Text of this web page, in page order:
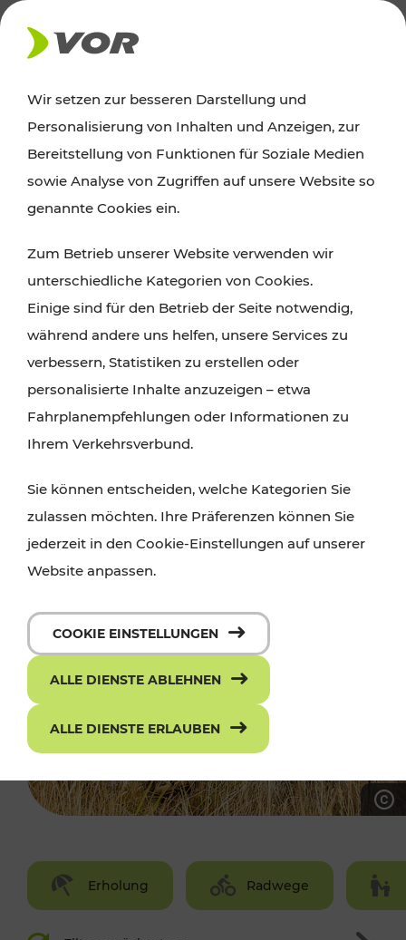
AKTUELLES
Ausflugstipps
Wien, Niederösterreich und das Burgenland
Wanderungen, Kultur und Gastronomie,
Radtouren oder purer Naturgenuss – viele
Attraktionen sind mit den Ticket- und Fahrplan-
Angeboten des VOR gut und schnell erreichbar.
Erholung Radwege
Wir setzen zur besseren Darstellung und
Personalisierung von Inhalten und Anzeigen, zur
Bereitstellung von Funktionen für Soziale Medien
sowie Analyse von Zugriffen auf unsere Website so
genannte Cookies ein.
Zum Betrieb unserer Website verwenden wir
unterschiedliche Kategorien von Cookies.
Einige sind für den Betrieb der Seite notwendig,
während andere uns helfen, unsere Services zu
verbessern, Statistiken zu erstellen oder
personalisierte Inhalte anzuzeigen – etwa
Fahrplanempfehlungen oder Informationen zu
Ihrem Verkehrsverbund.
Sie können entscheiden, welche Kategorien Sie
zulassen möchten. Ihre Präferenzen können Sie
jederzeit in den Cookie-Einstellungen auf unserer
Website anpassen.
COOKIE EINSTELLUNGEN
ALLE DIENSTE ABLEHNEN
ALLE DIENSTE ERLAUBEN